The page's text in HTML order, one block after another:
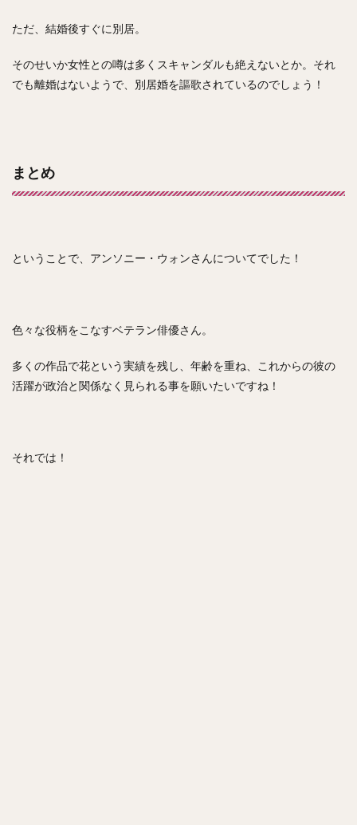
ただ、結婚後すぐに別居。
そのせいか女性との噂は多くスキャンダルも絶えないとか。それ
でも離婚はないようで、別居婚を謳歌されているのでしょう！
まとめ
ということで、アンソニー・ウォンさんについてでした！
色々な役柄をこなすベテラン俳優さん。
多くの作品で花という実績を残し、年齢を重ね、これからの彼の
活躍が政治と関係なく見られる事を願いたいですね！
それでは！